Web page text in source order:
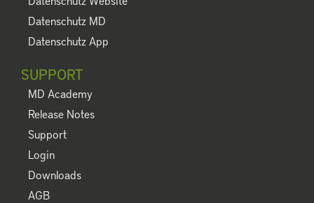
Datenschutz MD
Datenschutz App
SUPPORT
MD Academy
Release Notes
Support
Login
Downloads
AGB